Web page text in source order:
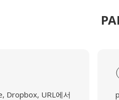
Dropbox, URL에서